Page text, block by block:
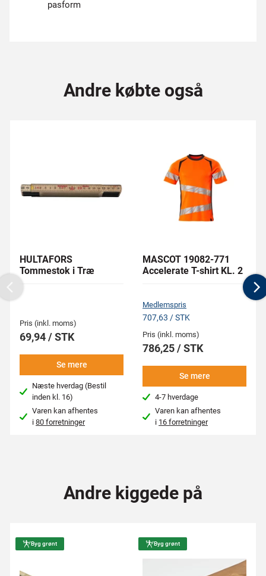
pasform
Andre købte også
HULTAFORS
Tommestok i Træ
Pris (inkl. moms)
69,94 / STK
Se mere
Næste hverdag (Bestil
inden kl. 16)
Varen kan afhentes
i80 forretninger
MASCOT 19082-771
Accelerate T-shirt KL. 2
Medlemspris
707,63 / STK
Pris (inkl. moms)
786,25 / STK
Se mere
4-7 hverdage
Varen kan afhentes
i 16 forretninger
Previous
Andre kiggede på
Byg grønt Byg grønt